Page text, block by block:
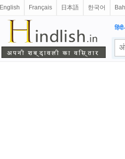
English Français 日本語 한국어